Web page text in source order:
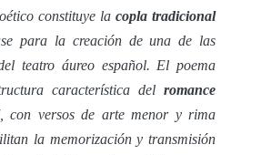
constituye la copla tradicional
para la creación de una de las
teatro áureo español. El poema
característica del romance
, con versos de arte menor y rima
la memorización y transmisión